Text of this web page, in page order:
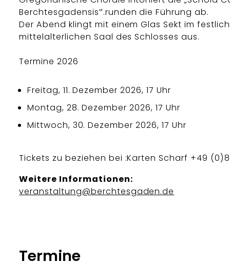
Berchtesgadensis‟.runden die Führung ab.
Der Abend klingt mit einem Glas Sekt im
mittelalterlichen Saal des Schlosses aus.
Termine 2026
Freitag, 11. Dezember 2026, 17 Uhr
Montag, 28. Dezember 2026, 17 Uhr
Mittwoch, 30. Dezember 2026, 17 Uhr
Tickets zu beziehen bei :Karten Scharf +49
Weitere Informationen:
veranstaltung@berchtesgaden.de
Termine